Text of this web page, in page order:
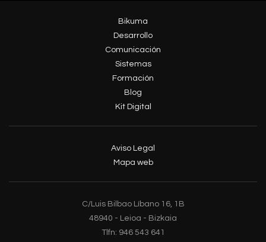
Bikuma
Desarrollo
Comunicación
Sistemas
Formación
Blog
Kit Digital
Aviso Legal
Mapa web
C/Luis Bilbao Líbano 16, 1B
48940 - Leioa - Bizkaia
Tlfn: 946 543 641